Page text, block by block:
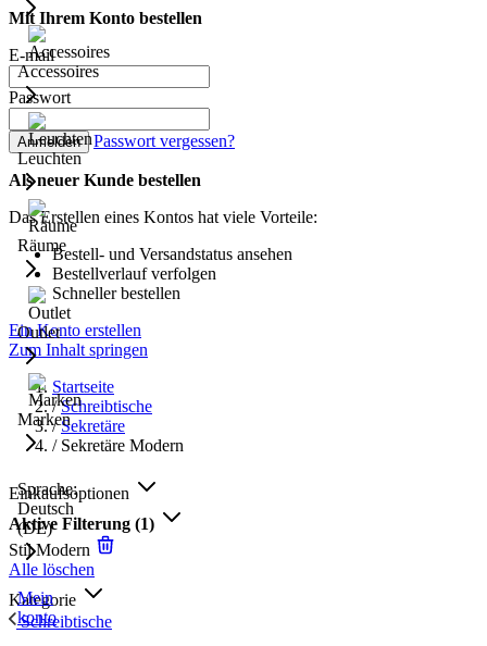
Accessoires
Leuchten
Räume
Outlet
Marken
Sprache:
Deutsch
(DE)
Mein
konto
Mit Ihrem Konto bestellen
E-mail
Passwort
Anmelden Passwort vergessen?
Als neuer Kunde bestellen
Das Erstellen eines Kontos hat viele Vorteile:
Bestell- und Versandstatus ansehen
Bestellverlauf verfolgen
Schneller bestellen
Ein Konto erstellen
Zum Inhalt springen
Startseite
/ Schreibtische
/ Sekretäre
/ Sekretäre Modern
Einkaufsoptionen
Aktive Filterung (1)
Stil Modern
Alle löschen
Kategorie
Schreibtische